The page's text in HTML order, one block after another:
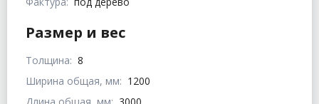
Размер и вес
Толщина: 8
Ширина общая, мм: 1200